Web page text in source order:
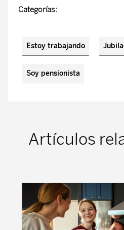
Categorías:
Estoy trabajando
Soy pensionista
Artículos